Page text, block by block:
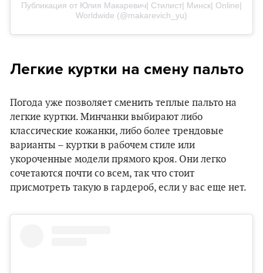
Публикация от Юлия Макаревич| Стилист| Минск| Online|
Worldwide (@makarevich_yu)
Легкие куртки на смену пальто
Погода уже позволяет сменить теплые пальто на
легкие куртки. Минчанки выбирают либо
классические кожанки, либо более трендовые
варианты – куртки в рабочем стиле или
укороченные модели прямого кроя. Они легко
сочетаются почти со всем, так что стоит
присмотреть такую в гардероб, если у вас еще нет.